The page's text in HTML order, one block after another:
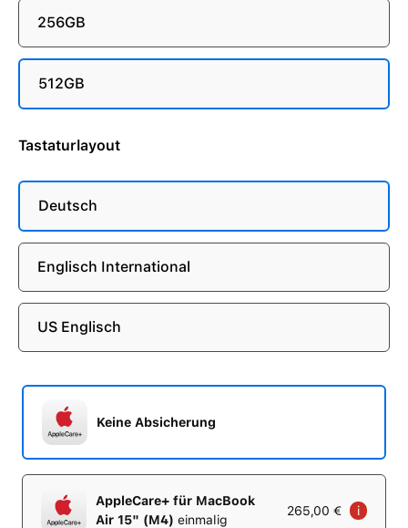
256GB
512GB
Tastaturlayout
Deutsch
Englisch International
US Englisch
Keine Absicherung
AppleCare+ für MacBook
Air 15" (M4) einmalig
265,00 € i